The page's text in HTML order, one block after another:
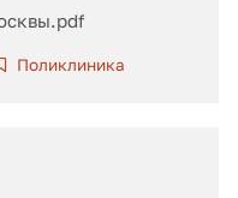
Поликлиника